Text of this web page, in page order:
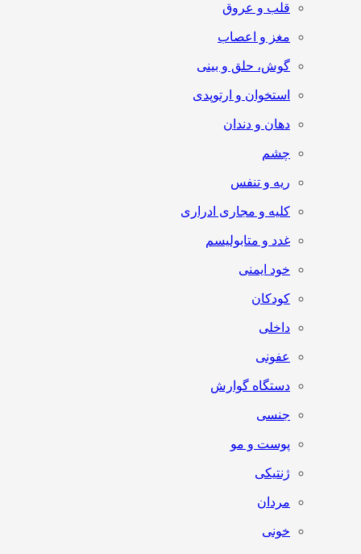
قلب و عروق
مغز و اعصاب
گوش، حلق و بینی
استخوان و ارتوپدی
دهان و دندان
چشم
ریه و تنفس
کلیه و مجاری ادراری
غدد و متابولیسم
خود ایمنی
کودکان
داخلی
عفونی
دستگاه گوارش
جنسی
پوست و مو
ژنتیکی
مردان
خونی